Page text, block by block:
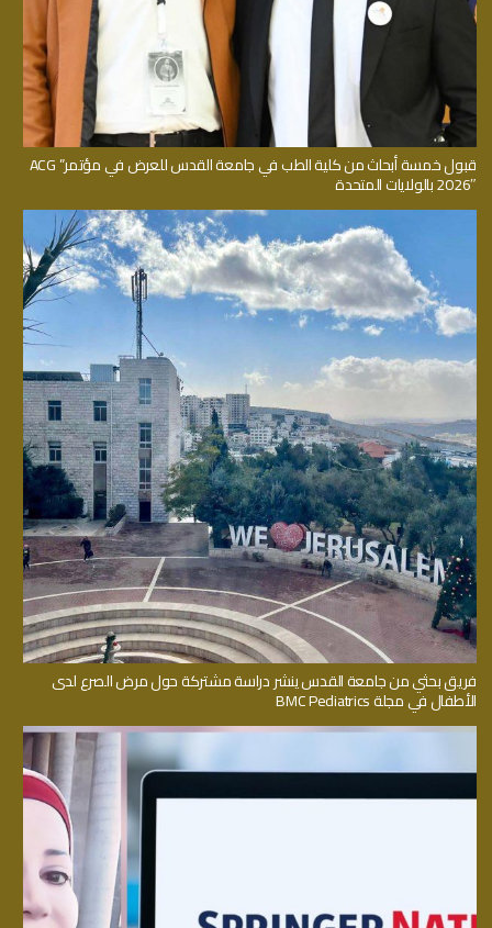
قبول خمسة أبحاث من كلية الطب في جامعة القدس للعرض في مؤتمر” ACG
2026″ بالولايات المتحدة
فريق بحثي من جامعة القدس ينشر دراسة مشتركة حول مرض الصرع لدى
الأطفال في مجلة BMC Pediatrics